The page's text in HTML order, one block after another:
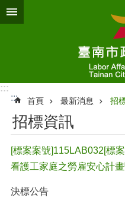
跳到主要內容區塊
:::
:::
首頁 最新消息 招
招標資訊
[標案案號]115LAB032[標
看護工家庭之勞雇安心計
決標公告